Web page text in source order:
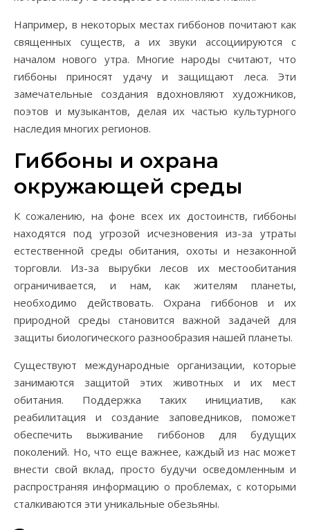
Например, в некоторых местах гиббонов почитают как
священных существ, а их звуки ассоциируются с
началом нового утра. Многие народы считают, что
гиббоны приносят удачу и защищают леса. Эти
замечательные создания вдохновляют художников,
поэтов и музыкантов, делая их частью культурного
наследия многих регионов.
Гиббоны и охрана
окружающей среды
К сожалению, на фоне всех их достоинств, гиббоны
находятся под угрозой исчезновения из-за утраты
естественной среды обитания, охоты и незаконной
торговли. Из-за вырубки лесов их местообитания
ограничивается, и нам, как жителям планеты,
необходимо действовать. Охрана гиббонов и их
природной среды становится важной задачей для
защиты биологического разнообразия нашей планеты.
Существуют международные организации, которые
занимаются защитой этих животных и их мест
обитания. Поддержка таких инициатив, как
реабилитация и создание заповедников, поможет
обеспечить выживание гиббонов для будущих
поколений. Но, что еще важнее, каждый из нас может
внести свой вклад, просто будучи осведомленным и
распространяя информацию о проблемах, с которыми
сталкиваются эти уникальные обезьяны.